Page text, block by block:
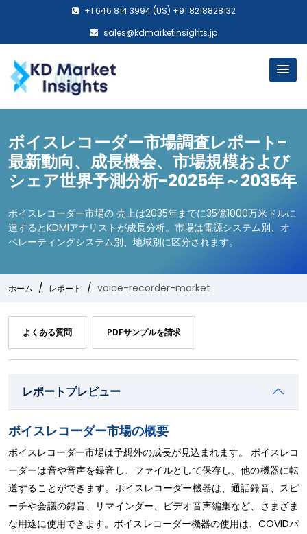
+1 646 814 3994 (US) +91 8218828132
sales@kdmarketinsights.jp
ボイスレコーダー市場調査レポート-
最新動向、成長機会、市場規模および
シェア世界予測分析-2025年～2035年
ボイスレコーダー市場の 売上は2035年までに35億1000万米ドルに
達するとKDMIアナリストが成長分析。市場は電源システム別、オ
ペレーティングシステム別、地域別に区分されます。
ホーム レポート voice-recorder-market
よくある質問 PDFサンプルを請求
レポートプレビュー
ボイスレコーダー市場の概要
ボイスレコーダー市場は予想外の成長が見込まれます。 ボイスレコ
ーダーは音や音声を録音し、ファイルとして保存し、他の機器に転
送することができます。ボイスレコーダー機器は、通話録音、スピ
ーチや会議の録音、リマインダー、ビデオ音声編集など、さまざま
な用途に使用できます。ボイスレコーダー機器の使用は、COVIDパ